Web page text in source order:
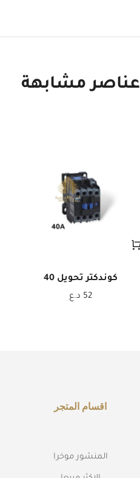
عناصر مشابهة
كوندكتر تحويل 40
52 د.ع
اقسام المتجر
المنشور موخرا